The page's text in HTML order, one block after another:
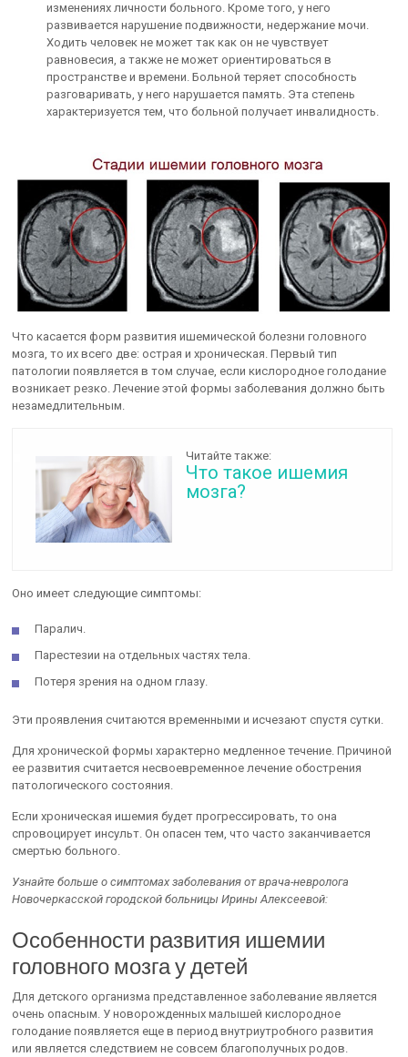
изменениях личности больного. Кроме того, у него
развивается нарушение подвижности, недержание мочи.
Ходить человек не может так как он не чувствует
равновесия, а также не может ориентироваться в
пространстве и времени. Больной теряет способность
разговаривать, у него нарушается память. Эта степень
характеризуется тем, что больной получает инвалидность.
Что касается форм развития ишемической болезни головного
мозга, то их всего две: острая и хроническая. Первый тип
патологии появляется в том случае, если кислородное голодание
возникает резко. Лечение этой формы заболевания должно быть
незамедлительным.
Читайте также:
Что такое ишемия
мозга?
Оно имеет следующие симптомы:
Паралич.
Парестезии на отдельных частях тела.
Потеря зрения на одном глазу.
Эти проявления считаются временными и исчезают спустя сутки.
Для хронической формы характерно медленное течение. Причиной
ее развития считается несвоевременное лечение обострения
патологического состояния.
Если хроническая ишемия будет прогрессировать, то она
спровоцирует инсульт. Он опасен тем, что часто заканчивается
смертью больного.
Узнайте больше о симптомах заболевания от врача-невролога
Новочеркасской городской больницы Ирины Алексеевой:
Особенности развития ишемии
головного мозга у детей
Для детского организма представленное заболевание является
очень опасным. У новорожденных малышей кислородное
голодание появляется еще в период внутриутробного развития
или является следствием не совсем благополучных родов.